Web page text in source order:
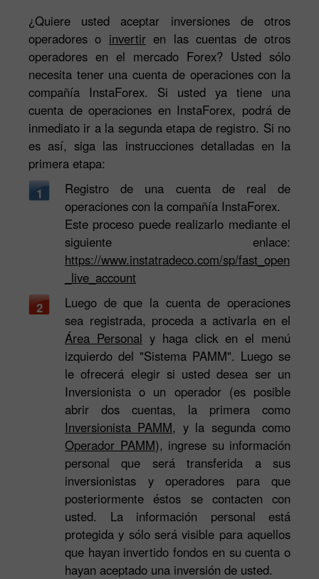
¿Quiere usted aceptar inversiones de otros
operadores o invertiren las cuentas de otros
operadores en el mercado Forex? Usted sólo
necesita tener una cuenta de operaciones con la
compañía InstaForex. Si usted ya tiene una
cuenta de operaciones en InstaForex, podrá de
inmediato ir a la segunda etapa de registro. Si no
es así, siga las instrucciones detalladas en la
primera etapa:
1
Registro de una cuenta de real de
operaciones con la compañía InstaForex.
Este proceso puede realizarlo mediante el
siguiente enlace:
https://www.instatradeco.com/sp/fast_open
_live_account
2
Luego de que la cuenta de operaciones
sea registrada, proceda a activarla en el
Área Personal y haga click en el menú
izquierdo del "Sistema PAMM". Luego se
le ofrecerá elegir si usted desea ser un
Inversionista o un operador (es posible
abrir dos cuentas, la primera como
Inversionista PAMM, y la segunda como
Operador PAMM), ingrese su información
personal que será transferida a sus
inversionistas y operadores para que
posteriormente éstos se contacten con
usted. La información personal está
protegida y sólo será visible para aquellos
que hayan invertido fondos en su cuenta o
hayan aceptado una inversión de usted.